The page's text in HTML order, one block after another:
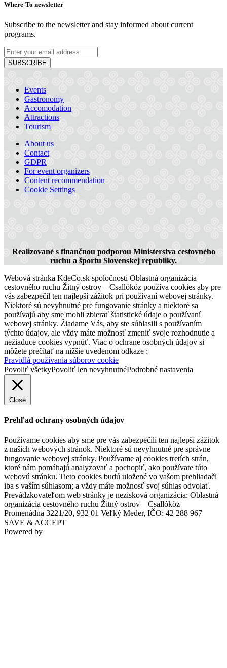
Thermal Tour
99 km,City tour
Where-To newsletter
Subscribe to the newsletter and stay informed about current
programs.
SUBSCRIBE
Events
Gastronomy
Accomodation
Attractions
Tourism
About us
Contact
GDPR
For event organizers
Content recommendation
Cookie Settings
Realizované s finančnou podporou Ministerstva cestovného
ruchu a športu Slovenskej republiky.
Webová stránka KdeCo.sk spoločnosti Oblastná organizácia
cestovného ruchu Žitný ostrov – Csallóköz používa cookies aby pre
vás zabezpečil ten najlepší zážitok pri používaní webovej stránky.
Niektoré sú nevyhnutné pre fungovanie stránky a niektoré sa
používajú aby sme mohli zbierať štatistické údaje o používaní
webovej stránky. Žiadame Vás, aby ste súhlasili s používaním
týchto údajov, ale vždy máte možnosť zmeniť svoje rozhodnutie a
nežiaduce cookies vypnúť. Viac o ochrane osobných údajov si
môžete prečítať na nižšie uvedenom odkaze :
Pravidlá používania súborov cookie
Povoliť všetkyPovoliť len nevyhnutnéPodrobné nastavenia
Close
Prehľad ochrany osobných údajov
Používame cookies aby sme pre vás zabezpečili ten najlepší zážitok
z našich webových stránok. Niektoré sú nevyhnutné pre správne
fungovanie webovej stránky. Používame aj cookies tretích strán,
ktoré nám pomáhajú analyzovať a pochopiť, ako používate túto
webovú stránku. Tieto cookies budú uložené vo vašom prehliadači
iba s vaším súhlasom; a vždy máte možnosť svoj súhlas odvolať.
Prevádzkovateľom web stránky je nezisková organizácia: Oblastná
organizácia cestovného ruchu Žitný ostrov – Csallóköz
Promenádna 3221/20, 932 01 Veľký Meder, IČO: 42 288 967
SAVE & ACCEPT
Powered by